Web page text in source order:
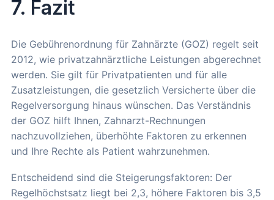
7. Fazit
Die Gebührenordnung für Zahnärzte (GOZ) regelt seit
2012, wie privatzahnärztliche Leistungen abgerechnet
werden. Sie gilt für Privatpatienten und für alle
Zusatzleistungen, die gesetzlich Versicherte über die
Regelversorgung hinaus wünschen. Das Verständnis
der GOZ hilft Ihnen, Zahnarzt-Rechnungen
nachzuvollziehen, überhöhte Faktoren zu erkennen
und Ihre Rechte als Patient wahrzunehmen.
Entscheidend sind die Steigerungsfaktoren: Der
Regelhöchstsatz liegt bei 2,3, höhere Faktoren bis 3,5